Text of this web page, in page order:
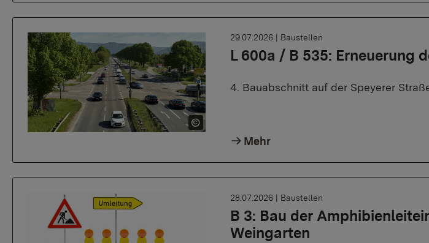
L 600a / B 535: Erneuerung
29.07.2026 | Baustellen
4. Bauabschnitt auf der Speyerer
Mehr
B 3: Bau der
Weingarten
28.07.2026 | Baustellen